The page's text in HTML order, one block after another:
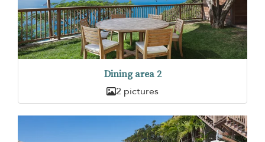
Dining area 2
2 pictures